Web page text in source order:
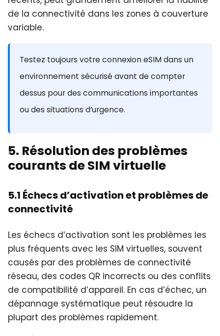
de la connectivité dans les zones à couverture
variable.
Testez toujours votre connexion eSIM dans un
environnement sécurisé avant de compter
dessus pour des communications importantes
ou des situations d’urgence.
5. Résolution des problèmes
courants de SIM virtuelle
5.1 Échecs d’activation et problèmes de
connectivité
Les échecs d’activation sont les problèmes les
plus fréquents avec les SIM virtuelles, souvent
causés par des problèmes de connectivité
réseau, des codes QR incorrects ou des conflits
de compatibilité d’appareil. En cas d’échec, un
dépannage systématique peut résoudre la
plupart des problèmes rapidement.